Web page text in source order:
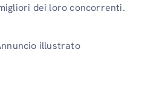
dei loro concorrenti.
illustrato